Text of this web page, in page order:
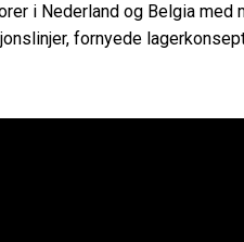
i Nederland og Belgia
fornyede